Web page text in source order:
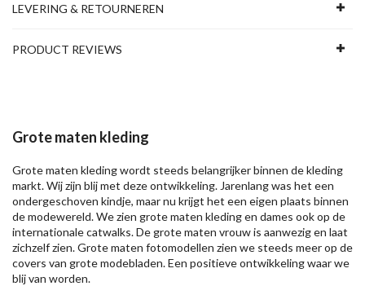
LEVERING & RETOURNEREN
PRODUCT REVIEWS
Grote maten kleding
Grote maten kleding wordt steeds belangrijker binnen de kleding
markt. Wij zijn blij met deze ontwikkeling. Jarenlang was het een
ondergeschoven kindje, maar nu krijgt het een eigen plaats binnen
de modewereld. We zien grote maten kleding en dames ook op de
internationale catwalks. De grote maten vrouw is aanwezig en laat
zichzelf zien. Grote maten fotomodellen zien we steeds meer op de
covers van grote modebladen. Een positieve ontwikkeling waar we
blij van worden.